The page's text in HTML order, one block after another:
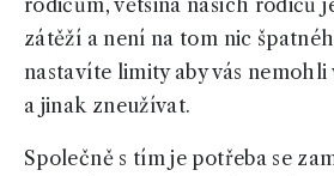
rodičům, většina našich rodičů
zátěží a není na tom nic
nastavíte limity aby vás
a jinak zneužívat.
Společně s tím je potřeba se